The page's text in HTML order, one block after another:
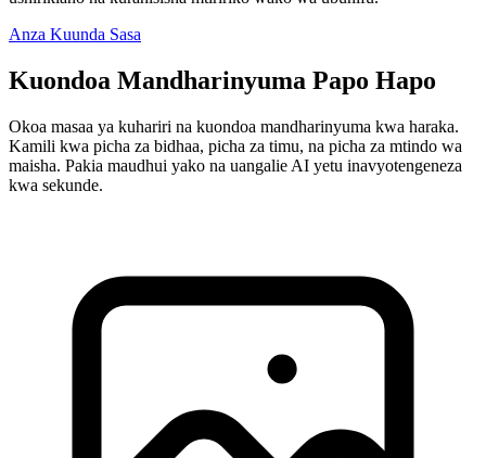
Anza Kuunda Sasa
Kuondoa Mandharinyuma Papo Hapo
Okoa masaa ya kuhariri na kuondoa mandharinyuma kwa haraka.
Kamili kwa picha za bidhaa, picha za timu, na picha za mtindo wa
maisha. Pakia maudhui yako na uangalie AI yetu inavyotengeneza
kwa sekunde.